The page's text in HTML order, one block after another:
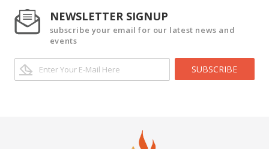
NEWSLETTER SIGNUP
subscribe your email for our latest news and
events
SUBSCRIBE